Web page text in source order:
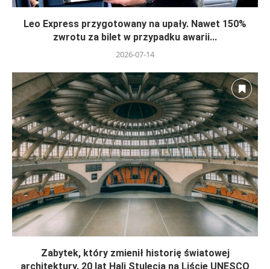
Leo Express przygotowany na upały. Nawet 150%
zwrotu za bilet w przypadku awarii...
2026-07-14
Zabytek, który zmienił historię światowej
architektury. 20 lat Hali Stulecia na Liście UNESCO